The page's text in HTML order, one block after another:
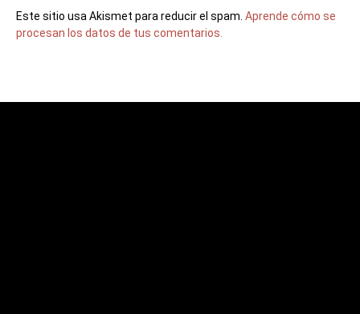
Este sitio usa Akismet para reducir el spam. Aprende cómo se
procesan los datos de tus comentarios.